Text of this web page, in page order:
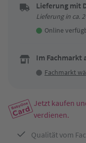
Lieferung mit
Lieferung in ca.
Online
Im Fachmarkt
Fachmarkt
Jetzt kaufen
verdienen.
Qualität vom